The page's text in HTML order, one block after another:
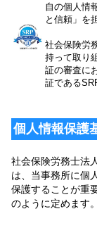
自の個人情
と信頼」を
社会保険労
持って取り
証の審査に
証である
個人情報保護
社会保険労務士法
は、当事務所に個
保護することが重
のように定めます。